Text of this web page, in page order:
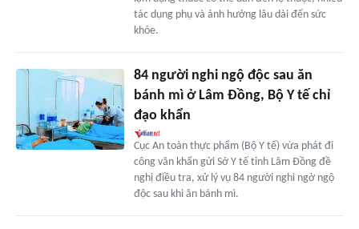
tác dụng phụ và ảnh hưởng lâu dài đến sức
khỏe.
84 người nghi ngộ độc sau ăn
bánh mì ở Lâm Đồng, Bộ Y tế chỉ
đạo khẩn
Cục An toàn thực phẩm (Bộ Y tế) vừa phát đi
công văn khẩn gửi Sở Y tế tỉnh Lâm Đồng đề
nghị điều tra, xử lý vụ 84 người nghi ngờ ngộ
độc sau khi ăn bánh mì.